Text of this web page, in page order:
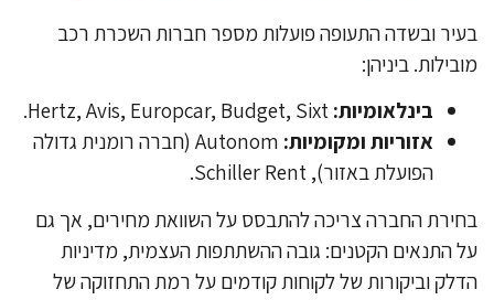
ובשדה התעופה פועלות מספר חברות השכרת רכב
ביניהן:
בינלאומיות:Hertz, Avis, Europcar, Budget, Sixt.
אזוריות ומקומיות:
Autonom (חברה רומנית גדולה
הפועלת באזור), Schiller Rent.
החברה צריכה להתבסס על השוואת מחירים, אך גם
התנאים הקטנים: גובה ההשתתפות העצמית, מדיניות
וביקורות של לקוחות קודמים על רמת התחזוקה של